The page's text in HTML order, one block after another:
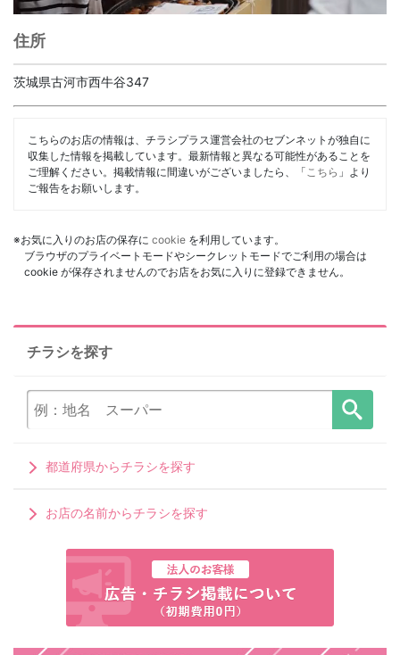
住所
茨城県古河市西牛谷347
こちらのお店の情報は、チラシプラス運営会社のセブンネットが独自に
収集した情報を掲載しています。最新情報と異なる可能性があることを
ご理解ください。掲載情報に間違いがございましたら、「 こちら 」より
ご報告をお願いします。
※お気に入りのお店の保存に cookie を利用しています。
ブラウザのプライベートモードやシークレットモードでご利用の場合は
cookie が保存されませんのでお店をお気に入りに登録できません。
チラシを探す
都道府県からチラシを探す
お店の名前からチラシを探す